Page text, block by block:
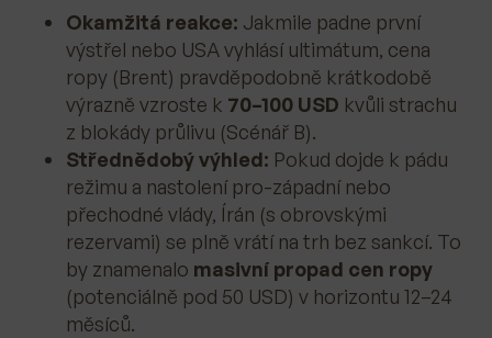
Okamžitá reakce: Jakmile padne první
výstřel nebo USA vyhlásí ultimátum, cena
ropy (Brent) pravděpodobně krátkodobě
výrazně vzroste k 70–100 USD kvůli strachu
z blokády průlivu (Scénář B).
Střednědobý výhled: Pokud dojde k pádu
režimu a nastolení pro-západní nebo
přechodné vlády, Írán (s obrovskými
rezervami) se plně vrátí na trh bez sankcí. To
by znamenalo masivní propad cen ropy
(potenciálně pod 50 USD) v horizontu 12–24
měsíců.